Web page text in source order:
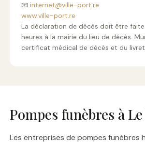
📧 internet@ville-port.re
www.ville-port.re
La déclaration de décès doit être
heures à la mairie du lieu de décès.
certificat médical de décès et du
Pompes funèbres à
Les entreprises de pompes funèbres